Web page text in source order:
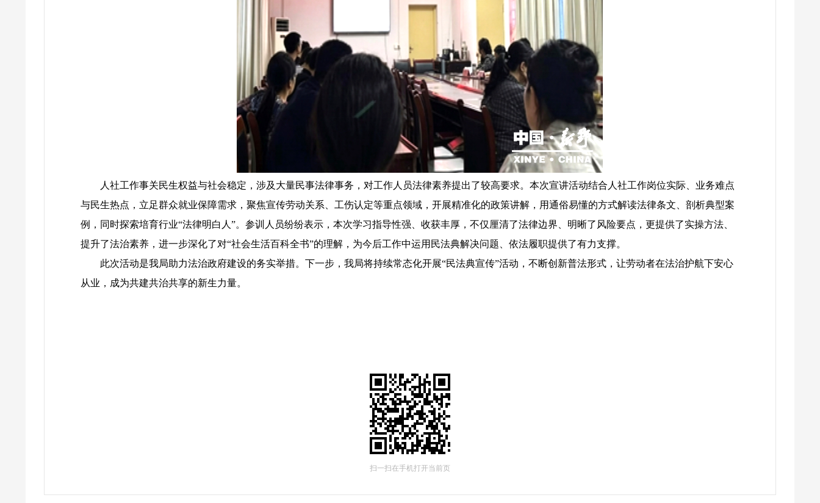
人社工作事关民生权益与社会稳定，涉及大量民事法律事务，对工作人员法律素养提出了较高要求。本次宣讲活动结合人社工作岗位实际、业务难点
与民生热点，立足群众就业保障需求，聚焦宣传劳动关系、工伤认定等重点领域，开展精准化的政策讲解，用通俗易懂的方式解读法律条文、剖析典型案
例，同时探索培育行业“法律明白人”。参训人员纷纷表示，本次学习指导性强、收获丰厚，不仅厘清了法律边界、明晰了风险要点，更提供了实操方法、
提升了法治素养，进一步深化了对“社会生活百科全书”的理解，为今后工作中运用民法典解决问题、依法履职提供了有力支撑。
此次活动是我局助力法治政府建设的务实举措。下一步，我局将持续常态化开展“民法典宣传”活动，不断创新普法形式，让劳动者在法治护航下安心
从业，成为共建共治共享的新生力量。
扫一扫在手机打开当前页